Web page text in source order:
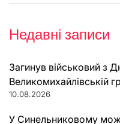
Недавні записи
Загинув військовий з
Великомихайлівській
10.08.2026
У Синельниковому